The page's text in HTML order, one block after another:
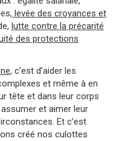
levée des croyances et
, lutte contre la précarité
des protections
, c’est d’aider les
et même à en
tête et dans leur corps
et aimer leur
Et c’est
créé nos culottes